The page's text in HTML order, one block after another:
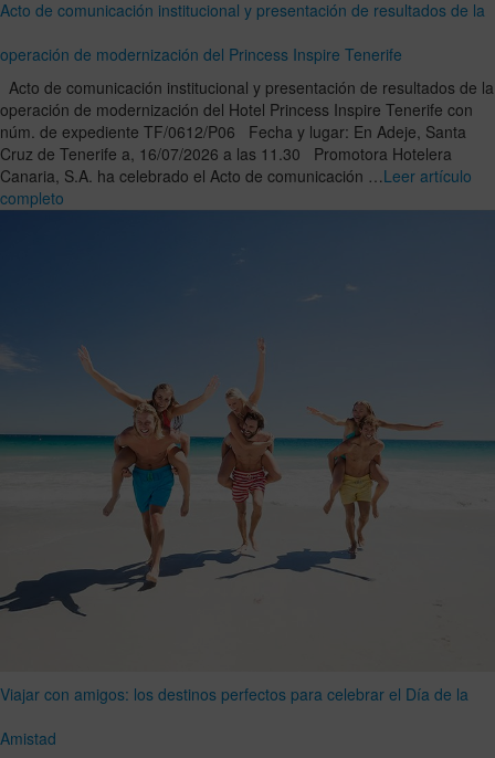
Acto de comunicación institucional y presentación de resultados de la
operación de modernización del Princess Inspire Tenerife
Acto de comunicación institucional y presentación de resultados de la
operación de modernización del Hotel Princess Inspire Tenerife con
núm. de expediente TF/0612/P06 Fecha y lugar: En Adeje, Santa
Cruz de Tenerife a, 16/07/2026 a las 11.30 Promotora Hotelera
Canaria, S.A. ha celebrado el Acto de comunicación …Leer artículo
completo
Viajar con amigos: los destinos perfectos para celebrar el Día de la
Amistad